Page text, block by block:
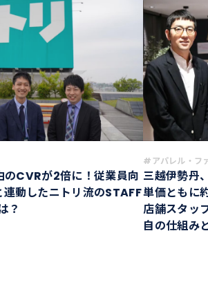
のCVRが2倍に！従業員向
動したニトリ流のSTAFF
？
#アパレル・フ
三越伊勢丹
単価ともに
店舗スタッ
自の仕組み